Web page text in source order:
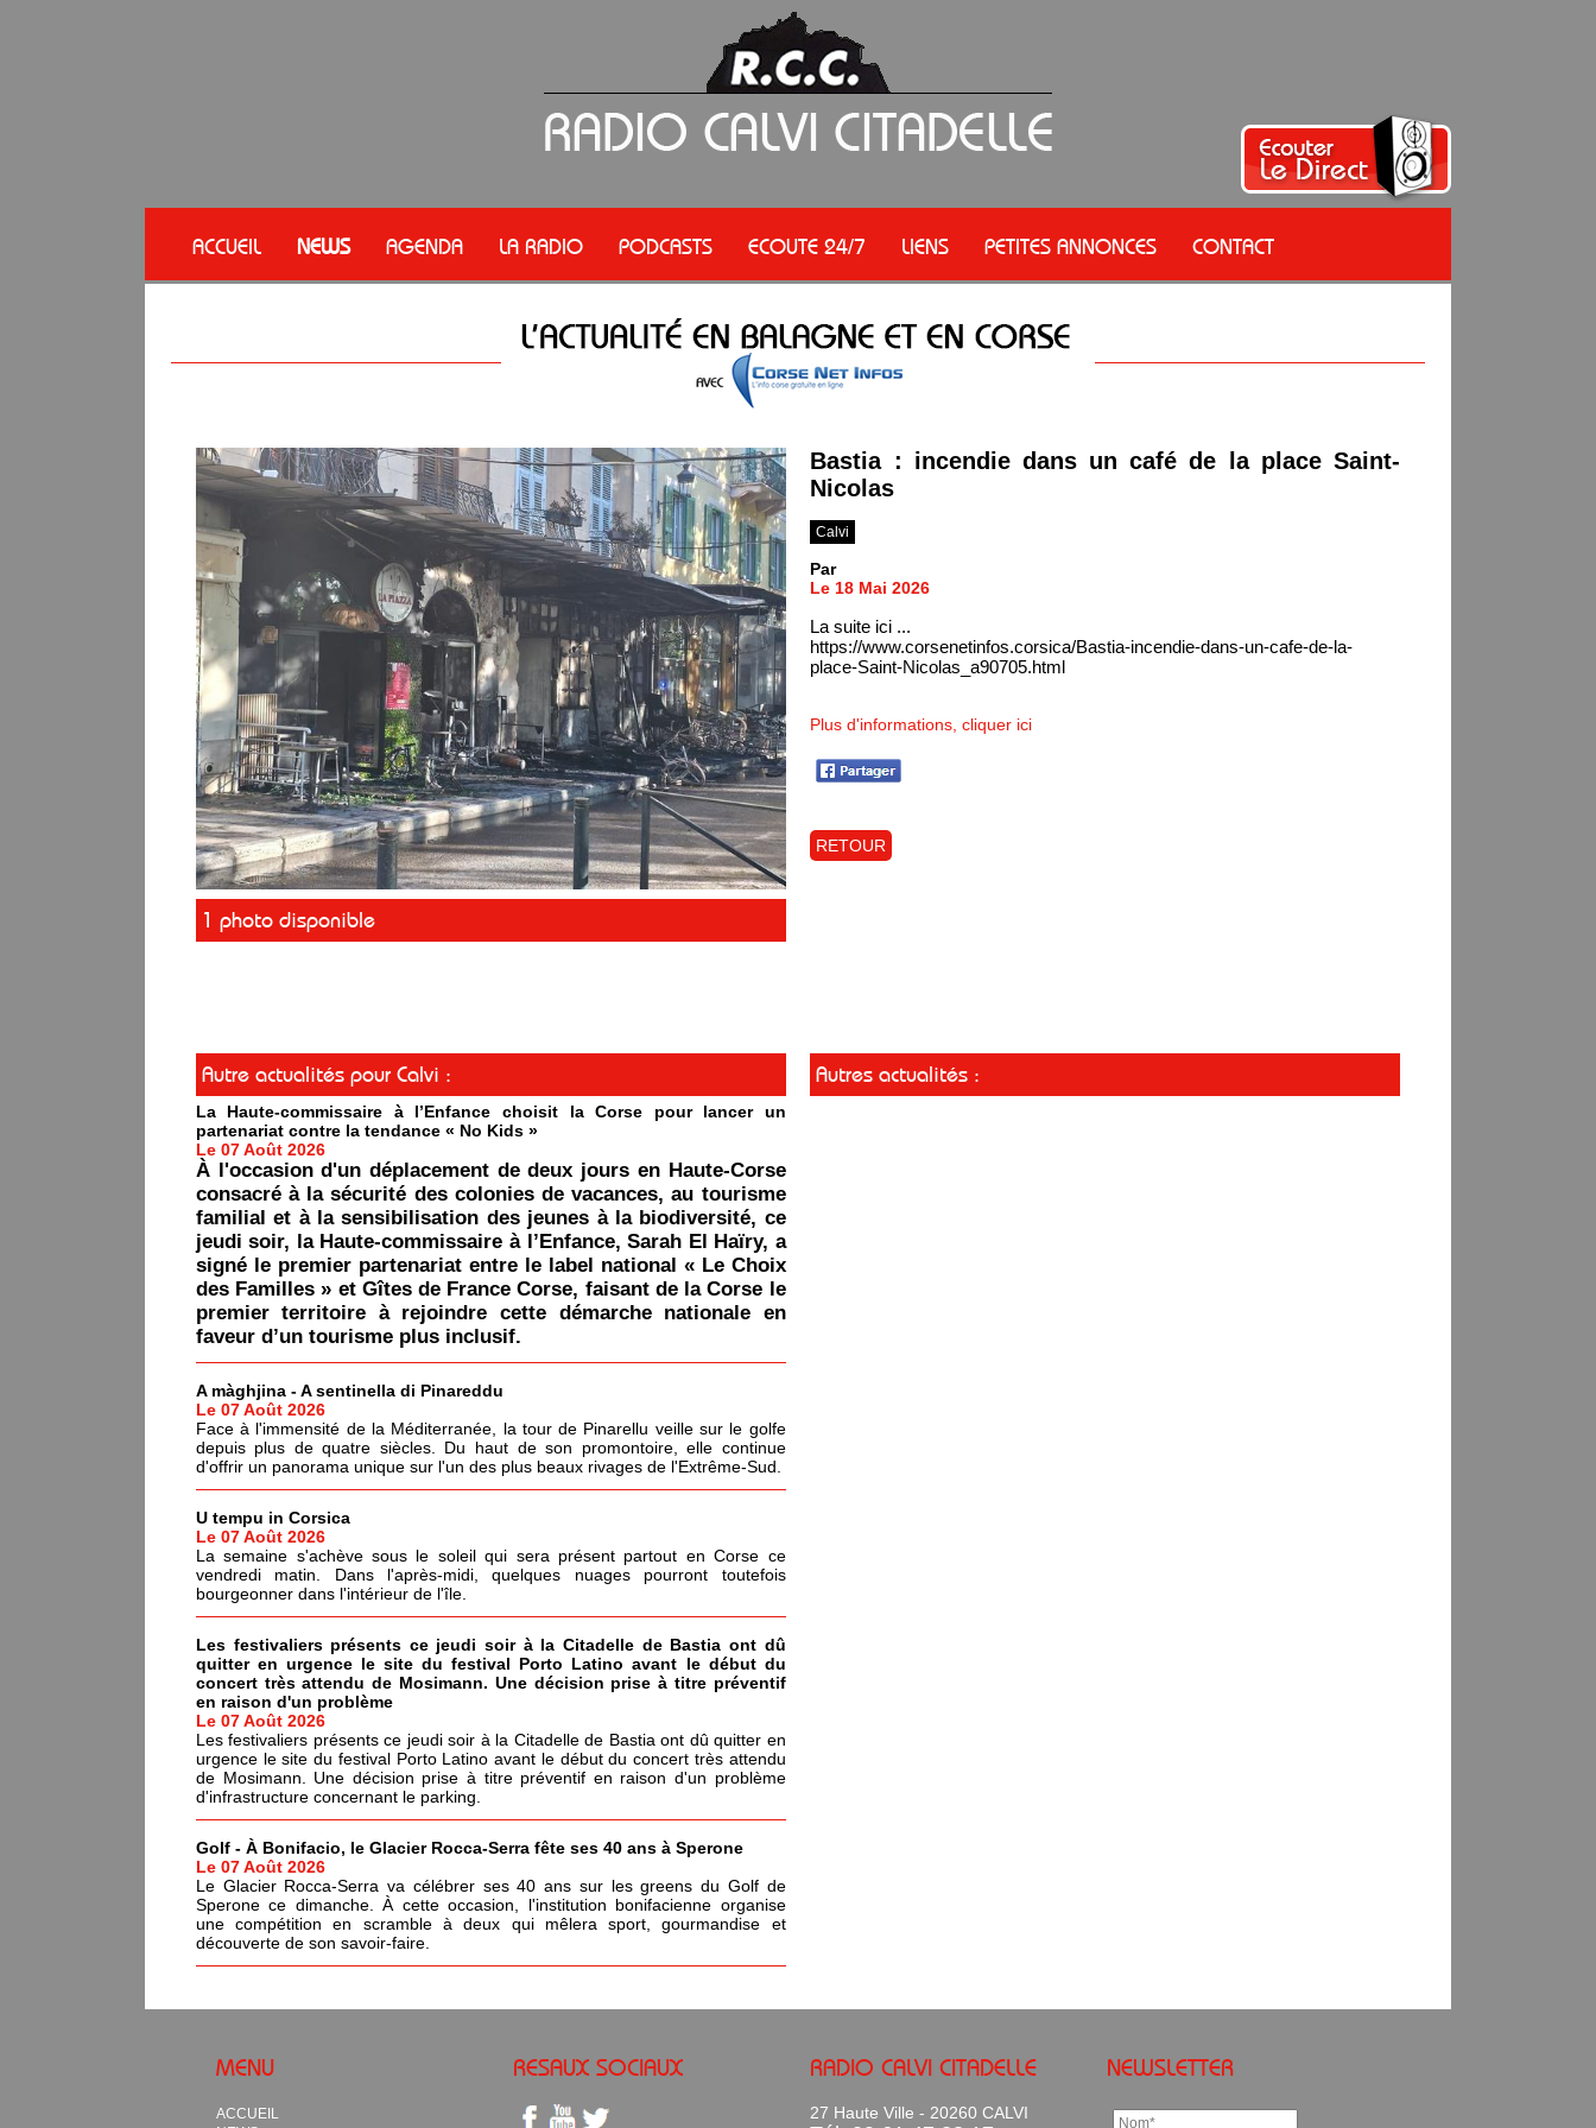
ACCUEIL NEWS AGENDA LA RADIO PODCASTS ECOUTE 24/7 LIENS PETITES ANNONCES CONTACT
1 photo disponible
Bastia : incendie dans un café de la place Saint-
Nicolas
Calvi
Par
Le 18 Mai 2026
La suite ici ...
https://www.corsenetinfos.corsica/Bastia-incendie-dans-un-cafe-de-la-
place-Saint-Nicolas_a90705.html
Plus d'informations, cliquer ici
RETOUR
Autre actualités pour Calvi :
La Haute-commissaire à l’Enfance choisit la Corse pour lancer un
partenariat contre la tendance « No Kids »
Le 07 Août 2026
À l'occasion d'un déplacement de deux jours en Haute-Corse
consacré à la sécurité des colonies de vacances, au tourisme
familial et à la sensibilisation des jeunes à la biodiversité, ce
jeudi soir, la Haute-commissaire à l’Enfance, Sarah El Haïry, a
signé le premier partenariat entre le label national « Le Choix
des Familles » et Gîtes de France Corse, faisant de la Corse le
premier territoire à rejoindre cette démarche nationale en
faveur d’un tourisme plus inclusif.
A màghjina - A sentinella di Pinareddu
Le 07 Août 2026
Face à l'immensité de la Méditerranée, la tour de Pinarellu veille sur le golfe
depuis plus de quatre siècles. Du haut de son promontoire, elle continue
d'offrir un panorama unique sur l'un des plus beaux rivages de l'Extrême-Sud.
U tempu in Corsica
Le 07 Août 2026
La semaine s'achève sous le soleil qui sera présent partout en Corse ce
vendredi matin. Dans l'après-midi, quelques nuages pourront toutefois
bourgeonner dans l'intérieur de l'île.
Les festivaliers présents ce jeudi soir à la Citadelle de Bastia ont dû
quitter en urgence le site du festival Porto Latino avant le début du
concert très attendu de Mosimann. Une décision prise à titre préventif
en raison d'un problème
Le 07 Août 2026
Les festivaliers présents ce jeudi soir à la Citadelle de Bastia ont dû quitter en
urgence le site du festival Porto Latino avant le début du concert très attendu
de Mosimann. Une décision prise à titre préventif en raison d'un problème
d'infrastructure concernant le parking.
Golf - À Bonifacio, le Glacier Rocca-Serra fête ses 40 ans à Sperone
Le 07 Août 2026
Le Glacier Rocca-Serra va célébrer ses 40 ans sur les greens du Golf de
Sperone ce dimanche. À cette occasion, l'institution bonifacienne organise
une compétition en scramble à deux qui mêlera sport, gourmandise et
découverte de son savoir-faire.
Autres actualités :
MENU
ACCUEIL
RESAUX SOCIAUX RADIO CALVI CITADELLE
27 Haute Ville - 20260 CALVI
NEWSLETTER